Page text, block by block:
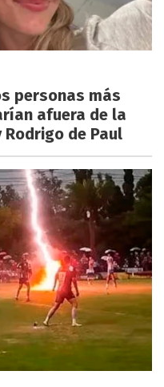
personas más
afuera de la
de Paul